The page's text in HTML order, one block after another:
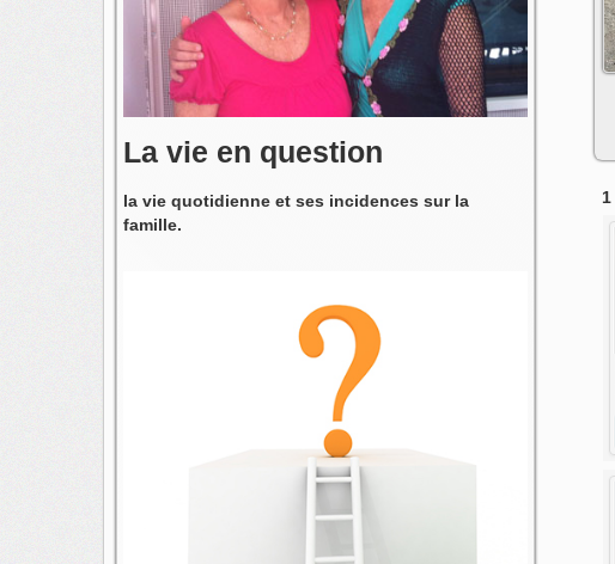
La vie en question
la vie quotidienne et ses incidences sur la
famille.
1